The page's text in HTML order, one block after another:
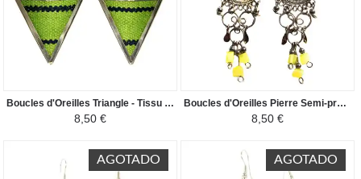
Boucles d'Oreilles Triangle - Tissu Traditionnel Péruvien - Vert Clair
8,50 €
Boucles d'Oreilles Pierre Semi-précieuses - Goutte Serpentine Jaune
8,50 €
AGOTADO AGOTADO